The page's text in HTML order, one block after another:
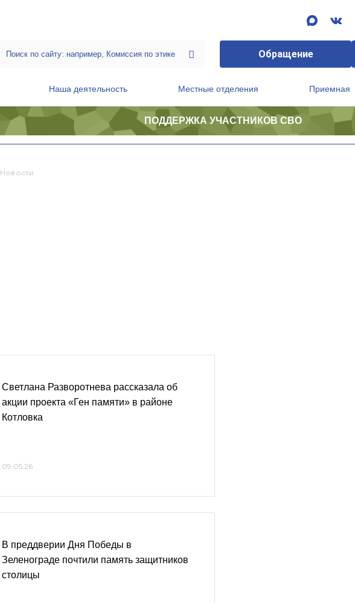
Обращение
Наша деятельность Местные отделения Приемная
ПОДДЕРЖКА УЧАСТНИКОВ СВО
Новости
Светлана Разворотнева рассказала об
акции проекта «Ген памяти» в районе
Котловка
09.05.26
В преддверии Дня Победы в
Зеленограде почтили память защитников
столицы